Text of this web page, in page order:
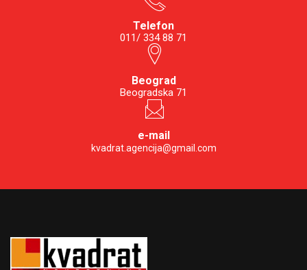
Telefon
011/ 334 88 71
Beograd
Beogradska 71
e-mail
kvadrat.agencija@gmail.com